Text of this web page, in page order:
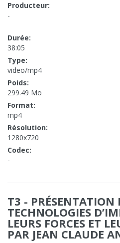
Producteur:
-
Durée:
38:05
Type:
video/mp4
Poids:
299.49 Mo
Format:
mp4
Résolution:
1280x720
Codec:
-
T3 - PRÉSENTATION
TECHNOLOGIES
LEURS FORCES ET
PAR JEAN CLAUDE